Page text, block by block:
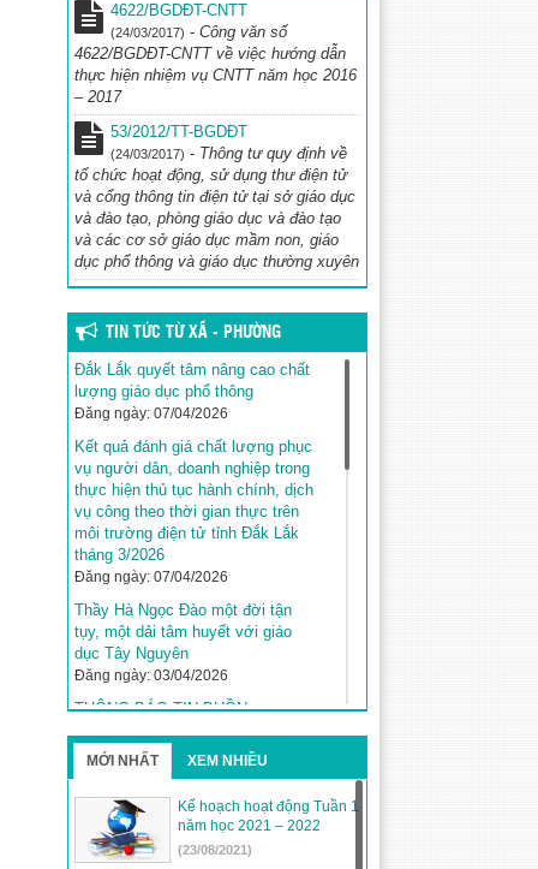
4622/BGDĐT-CNTT
(24/03/2017) - Công văn số
4622/BGDĐT-CNTT về việc hướng dẫn
thực hiện nhiệm vụ CNTT năm học 2016
– 2017
53/2012/TT-BGDĐT
(24/03/2017) - Thông tư quy định về
tổ chức hoạt động, sử dụng thư điện tử
và cổng thông tin điện tử tại sở giáo dục
và đào tạo, phòng giáo dục và đào tạo
và các cơ sở giáo dục mầm non, giáo
dục phổ thông và giáo dục thường xuyên
TIN TỨC TỪ XÃ - PHƯỜNG
Đắk Lắk quyết tâm nâng cao chất
lượng giáo dục phổ thông
Đăng ngày: 07/04/2026
Kết quả đánh giá chất lượng phục
vụ người dân, doanh nghiệp trong
thực hiện thủ tục hành chính, dịch
vụ công theo thời gian thực trên
môi trường điện tử tỉnh Đắk Lắk
tháng 3/2026
Đăng ngày: 07/04/2026
Thầy Hà Ngọc Đào một đời tận
tụy, một dải tâm huyết với giáo
dục Tây Nguyên
Đăng ngày: 03/04/2026
THÔNG BÁO TIN BUỒN
Kế hoạch tuyển sinh năm học
2026–2027 trên địa bàn tỉnh Đắk
Đăng ngày: 31/03/2026
Đắk Lắk khẳng định vị thế với 5
MỚI NHẤT XEM NHIỀU
Kế hoạch hoạt động Tuần 1
năm học 2021 – 2022
(23/08/2021)